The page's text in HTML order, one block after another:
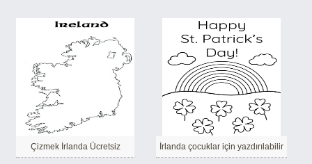
Çizmek İrlanda Ücretsiz İrlanda çocuklar için yazdırılabilir